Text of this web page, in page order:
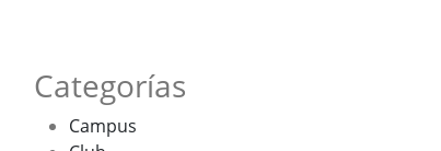
Categorías
Campus